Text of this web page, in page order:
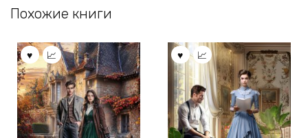
Похожие книги